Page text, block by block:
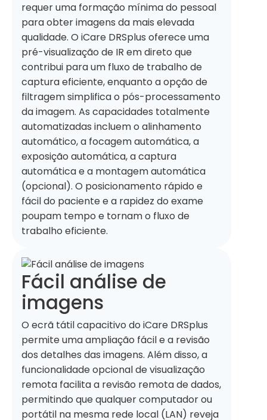
requer uma formação mínima do pessoal
para obter imagens da mais elevada
qualidade. O iCare DRSplus oferece uma
pré-visualização de IR em direto que
contribui para um fluxo de trabalho de
captura eficiente, enquanto a opção de
filtragem simplifica o pós-processamento
da imagem. As capacidades totalmente
automatizadas incluem o alinhamento
automático, a focagem automática, a
exposição automática, a captura
automática e a montagem automática
(opcional). O posicionamento rápido e
fácil do paciente e a rapidez do exame
poupam tempo e tornam o fluxo de
trabalho eficiente.
Fácil análise de
imagens
O ecrã tátil capacitivo do iCare DRSplus
permite uma ampliação fácil e a revisão
dos detalhes das imagens. Além disso, a
funcionalidade opcional de visualização
remota facilita a revisão remota de dados,
permitindo que qualquer computador ou
portátil na mesma rede local (LAN) reveja